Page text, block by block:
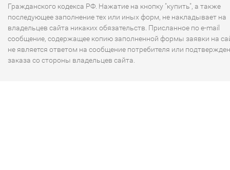
Гражданского кодекса РФ. Нажатие на кнопку "купить", а также
последующее заполнение тех или иных форм, не накладывает на
владельцев сайта никаких обязательств. Присланное по e-mail
сообщение, содержащее копию заполненной формы заявки на
не является ответом на сообщение потребителя или
заказа со стороны владельцев сайта.